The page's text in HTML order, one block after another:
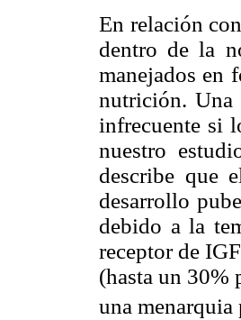
En relación
dentro de la
manejados en
nutrición. Una
infrecuente si
nuestro
describe que
desarrollo
debido a la
receptor de
(hasta un 30%
una menarquia